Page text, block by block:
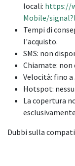
locali: https://
Mobile/
Tempi di
l'acquisto.
SMS: non
Chiamate:
Velocità: fino a
Hotspot:
La copertura
Dubbi sulla